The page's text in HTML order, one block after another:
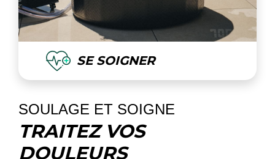
SE SOIGNER
SOULAGE ET SOIGNE
TRAITEZ VOS
DOULEURS